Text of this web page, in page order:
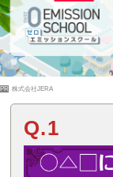
PR 株式会社JERA
Q.1